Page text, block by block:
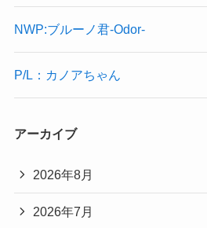
NWP:ブルーノ君-Odor-
P/L：カノアちゃん
アーカイブ
2026年8月
2026年7月